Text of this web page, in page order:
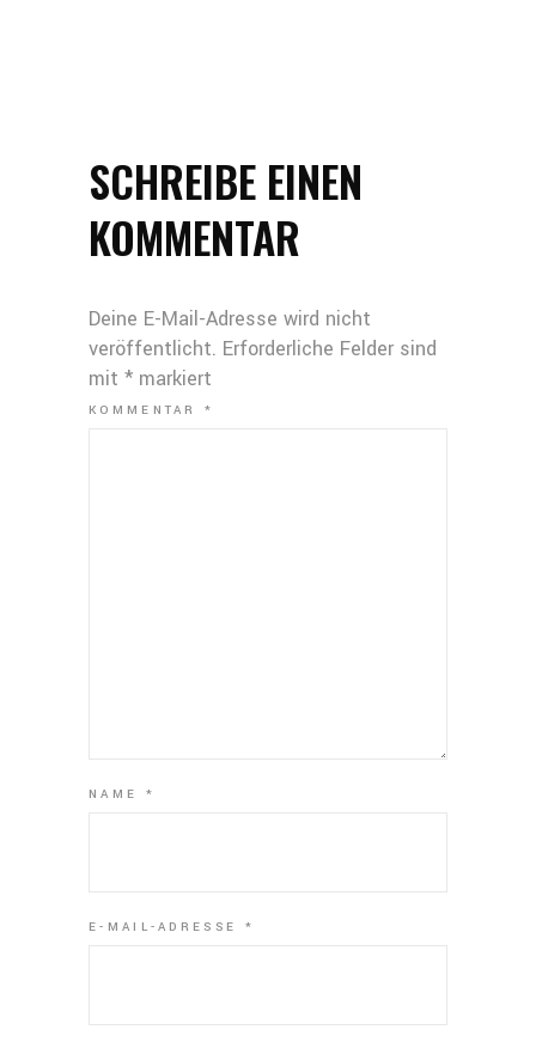
SCHREIBE EINEN
KOMMENTAR
Deine E-Mail-Adresse wird nicht
veröffentlicht. Erforderliche Felder sind
mit * markiert
KOMMENTAR*
NAME *
E-MAIL-ADRESSE *